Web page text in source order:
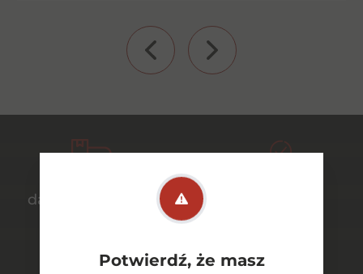
Potwierdź, że masz
darmowa dostawa